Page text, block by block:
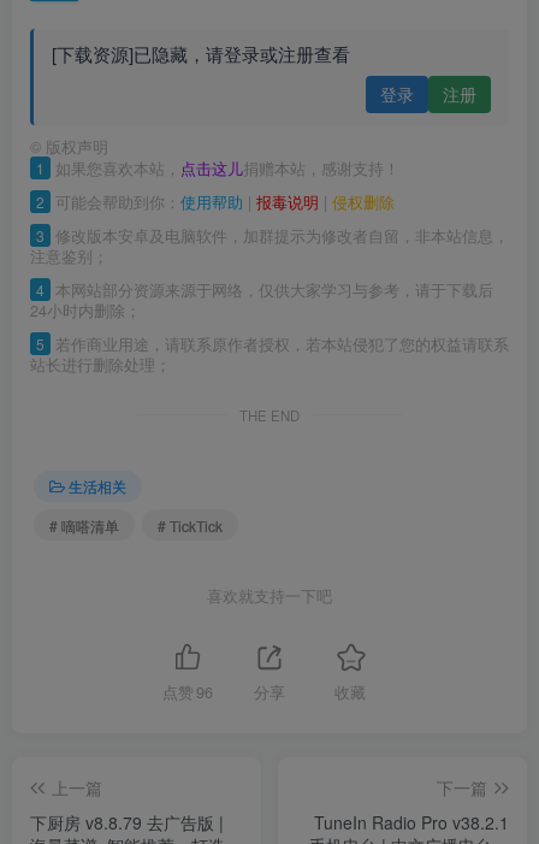
[下载资源]已隐藏，请登录或注册查看
登录 注册
© 版权声明
1 如果您喜欢本站， 点击这儿捐赠本站，感谢支持！
2 可能会帮助到你： 使用帮助 | 报毒说明 | 侵权删除
3 修改版本安卓及电脑软件，加群提示为修改者自留，非本站信息，
注意鉴别；
4 本网站部分资源来源于网络，仅供大家学习与参考，请于下载后
24小时内删除；
5
若作商业用途，请联系原作者授权，若本站侵犯了您的权益请联系
站长进行删除处理；
THE END
生活相关
# 嘀嗒清单
# TickTick
喜欢就支持一下吧
点赞 96 分享 收藏
上一篇
下厨房 v8.8.79 去广告版 |
下一篇
TuneIn Radio Pro v38.2.1